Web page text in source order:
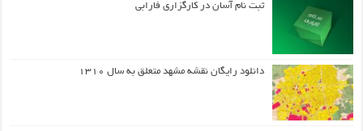
ثبت نام آسان در کارگزاری فارابی
دانلود رایگان نقشه مشهد متعلق به سال ۱۳۱۰